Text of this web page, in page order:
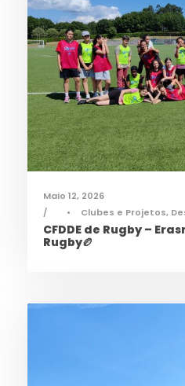
Maio 12, 2026
•
Clubes e Projetos,
CFDDE de Rugby –
Rugby🏉